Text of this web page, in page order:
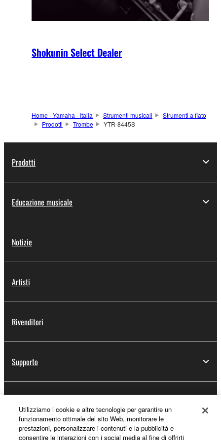
Shokunin Select Dealer
Home - Yamaha - Italia Strumenti musicali
Strumenti a fiato
Prodotti
Trombe YTR-8445S
Prodotti
Educazione musicale
Notizie
Artisti
Rivenditori
Supporto
Informazioni su Yamaha
Utilizziamo i cookie e altre tecnologie per garantire un
funzionamento ottimale del sito Web, monitorare le
prestazioni, personalizzare i contenuti e la pubblicità e
consentire le interazioni con i social media al fine di offrirti